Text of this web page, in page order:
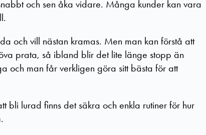
och sen åka vidare. Många kunder kan vara
och vill nästan kramas. Men man kan förstå att
prata, så ibland blir det lite länge stopp än
och man får verkligen göra sitt bästa för att
bli lurad finns det säkra och enkla rutiner för hur